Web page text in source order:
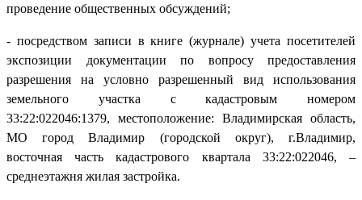
проведение общественных обсуждений;
- посредством записи в книге (журнале) учета посетителей
экспозиции документации по вопросу предоставления
разрешения на условно разрешенный вид использования
земельного участка с кадастровым номером
33:22:022046:1379, местоположение: Владимирская область,
МО город Владимир (городской округ), г.Владимир,
восточная часть кадастрового квартала 33:22:022046, –
среднеэтажня жилая застройка.